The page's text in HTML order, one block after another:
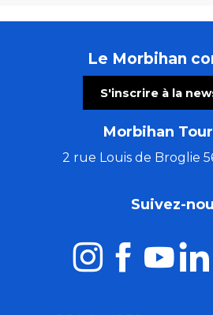
Le Morbihan
S'inscrire à la
Morbihan
2 rue Louis de Broglie
Suivez-